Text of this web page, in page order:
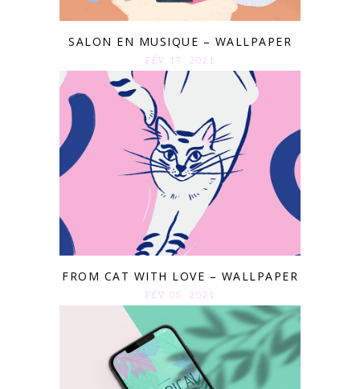
SALON EN MUSIQUE – WALLPAPER
FÉV 17. 2021
FROM CAT WITH LOVE – WALLPAPER
FÉV 05. 2021